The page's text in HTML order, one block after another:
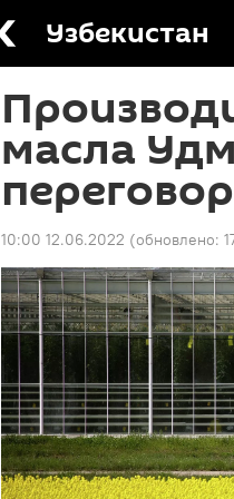
Узбекистан
масла
10:00 12.06.2022 (обновлено: